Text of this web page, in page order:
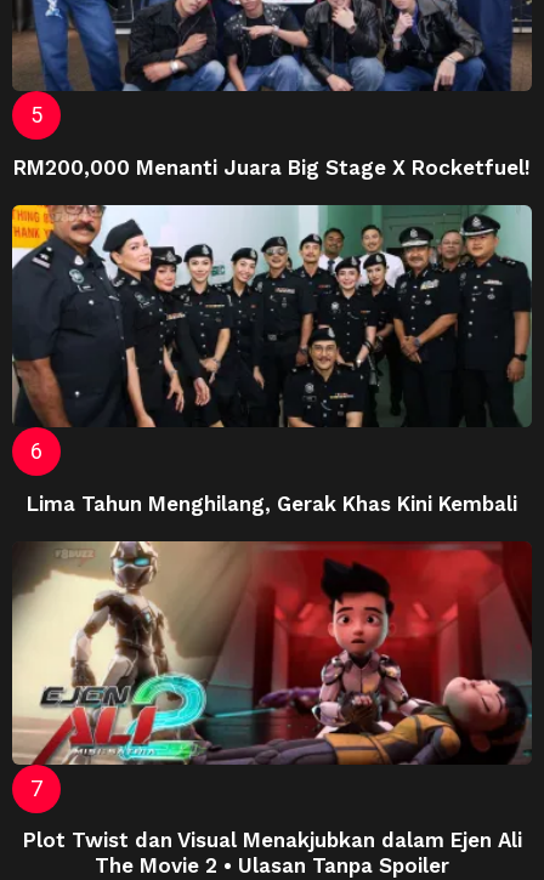
RM200,000 Menanti Juara Big Stage X Rocketfuel!
Lima Tahun Menghilang, Gerak Khas Kini Kembali
Plot Twist dan Visual Menakjubkan dalam Ejen Ali
The Movie 2 • Ulasan Tanpa Spoiler